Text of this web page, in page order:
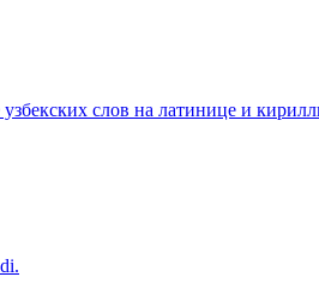
слов на латинице и